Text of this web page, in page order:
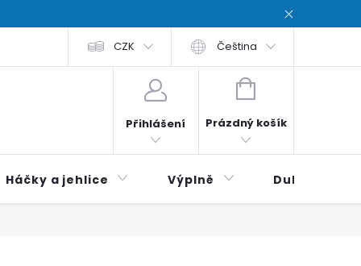
podmínky Zásady ochrana osobních údajů / Privacy
CZK Čeština
Přihlášení
NÁKUPNÍ
Prázdný košík
Háčky a jehlice Výplně Duhová